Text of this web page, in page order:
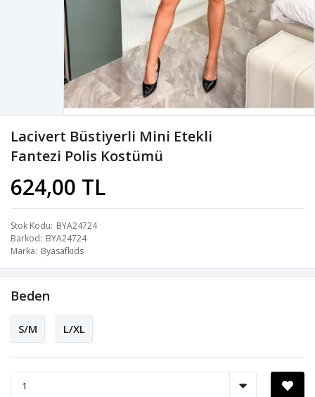
Lacivert Büstiyerli Mini Etekli
Fantezi Polis Kostümü
624,00 TL
Stok Kodu BYA24724
Barkod BYA24724
Marka Byasafkids
Beden
S/M L/XL